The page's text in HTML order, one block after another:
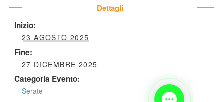
Dettagli
Inizio:
23 AGOSTO 2025
Fine:
27 DICEMBRE 2025
Categoria Evento:
Serate